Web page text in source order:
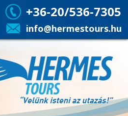
+36-20/536-7305
info@hermestours.hu